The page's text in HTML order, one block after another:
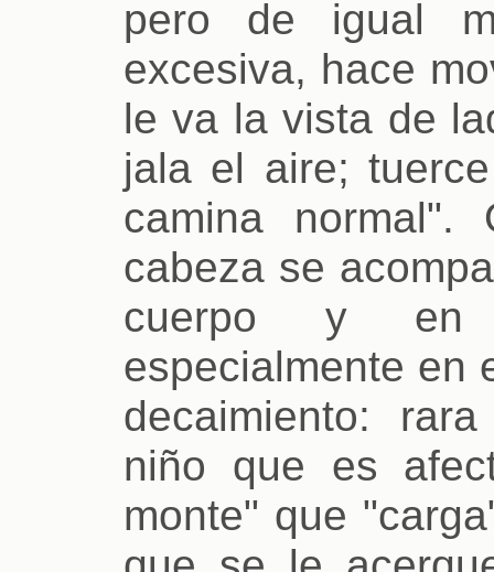
pero de igual
excesiva, hace
le va la vista de
jala el aire;
camina
cabeza se
cuerpo y en
especialmente en
decaimiento:
niño que es
monte" que